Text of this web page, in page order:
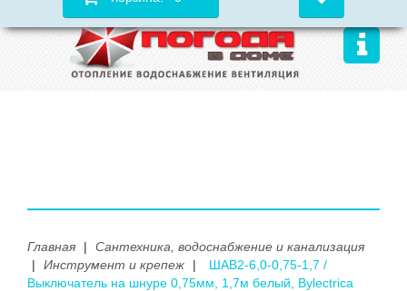
Главная |
Сантехника, водоснабжение и канализация
|
Инструмент и крепеж |
ШАВ2-6,0-0,75-1,7 /
Выключатель на шнуре 0,75мм, 1,7м белый, Bylectrica